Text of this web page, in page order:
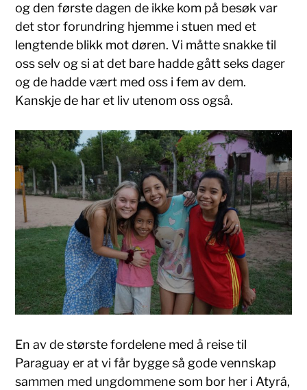
og den første dagen de ikke kom på besøk var
det stor forundring hjemme i stuen med et
lengtende blikk mot døren. Vi måtte snakke til
oss selv og si at det bare hadde gått seks dager
og de hadde vært med oss i fem av dem.
Kanskje de har et liv utenom oss også.
En av de største fordelene med å reise til
Paraguay er at vi får bygge så gode vennskap
sammen med ungdommene som bor her i Atyrá,